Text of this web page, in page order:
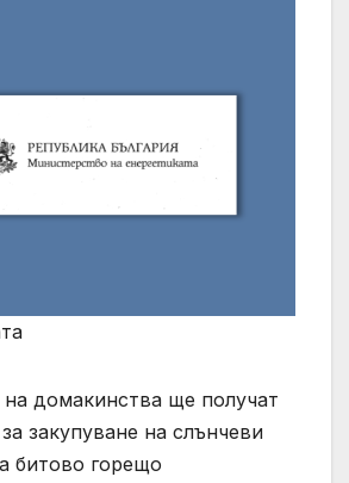
на домакинства ще получат
закупуване на слънчеви
битово горещо